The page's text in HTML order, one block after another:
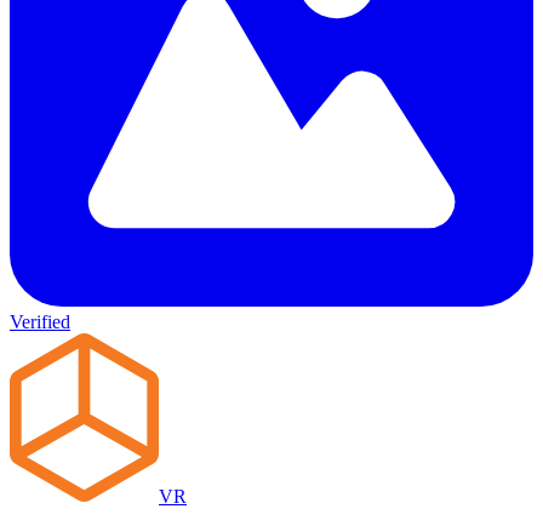
Verified
VR